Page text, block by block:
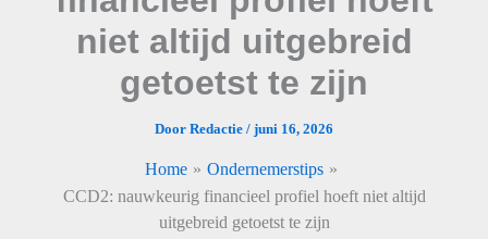
niet altijd uitgebreid
getoetst te zijn
Door Redactie / juni 16, 2026
Home
Ondernemerstips
CCD2: nauwkeurig financieel profiel hoeft niet altijd
uitgebreid getoetst te zijn